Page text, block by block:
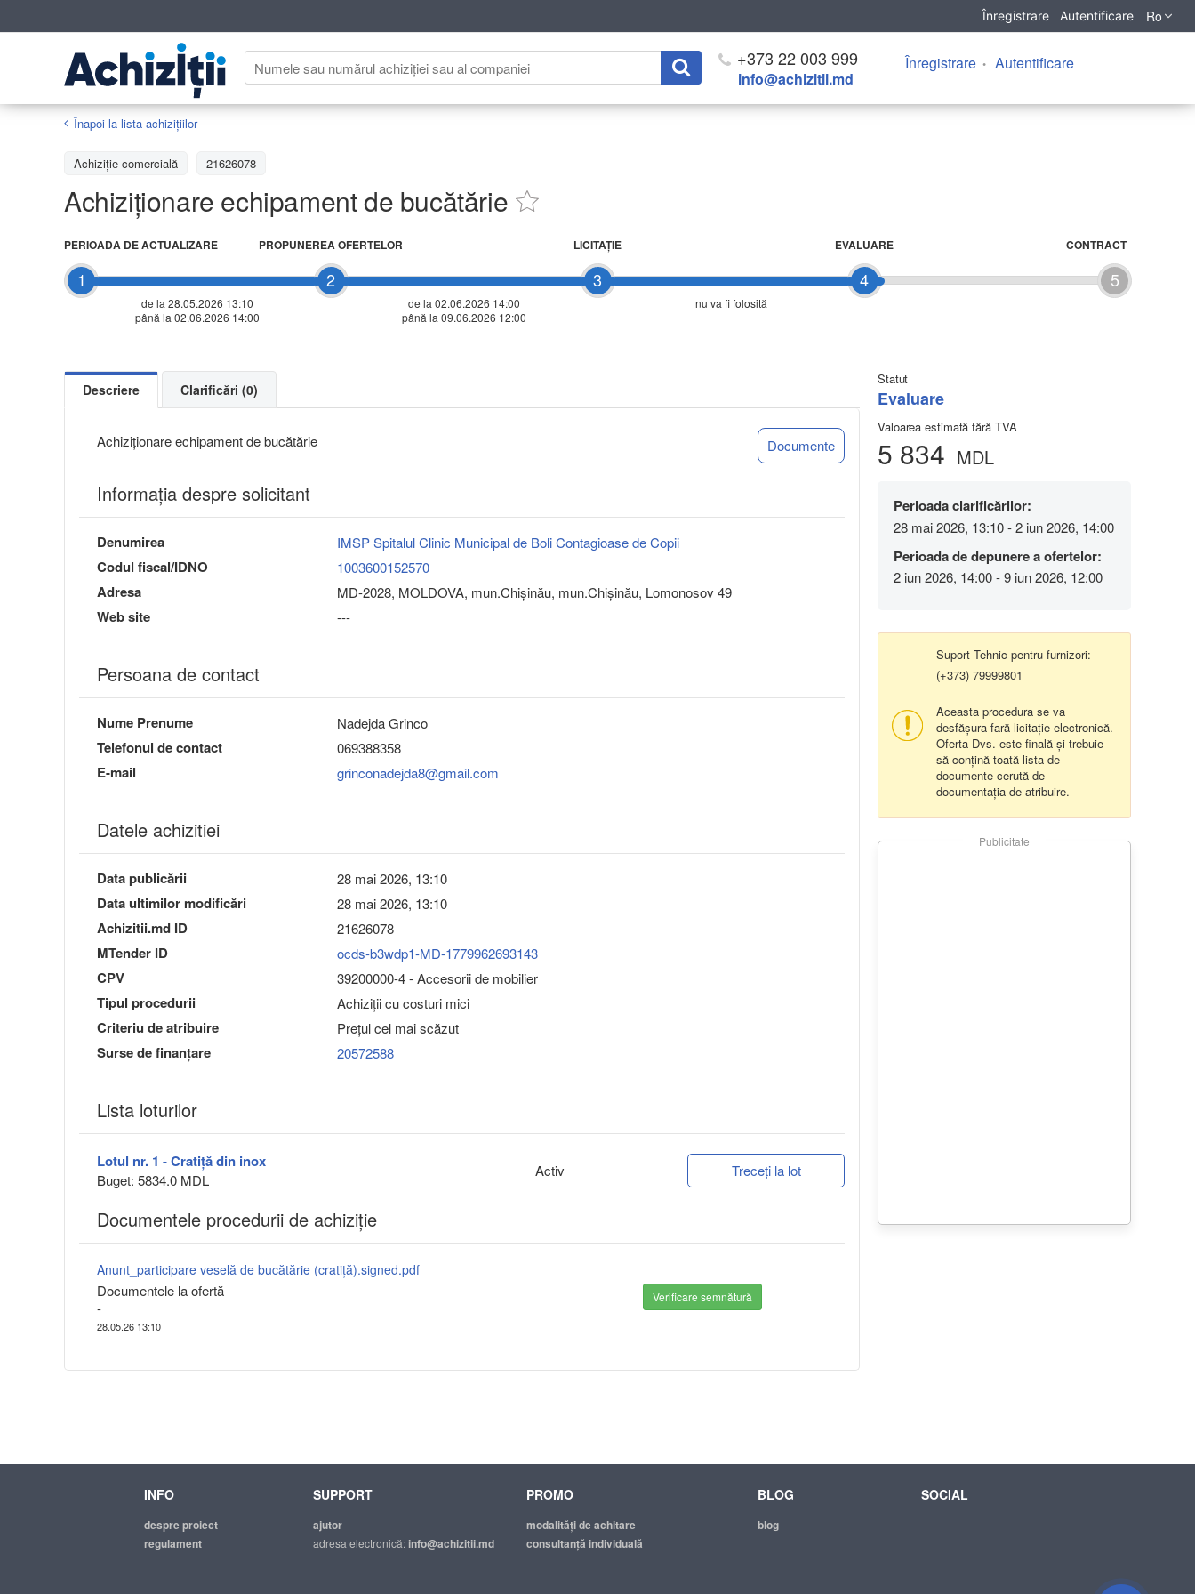
Înregistrare Autentificare Ro
+373 22 003 999
info@achizitii.md
Înregistrare Autentificare
Înapoi la lista achiziţiilor
Achizițiе comercială 21626078
Achiziționare echipament de bucătărie
1
PERIOADA DE ACTUALIZARE
de la 28.05.2026 13:10
până la 02.06.2026 14:00
2
PROPUNEREA OFERTELOR
de la 02.06.2026 14:00
până la 09.06.2026 12:00
3
LICITAŢIE
nu va fi folosită
4
EVALUARE
5
CONTRACT
Statut
Evaluare
Valoarea estimată fără TVA
5 834 MDL
Perioada clarificărilor:
28 mai 2026, 13:10 - 2 iun 2026, 14:00
Perioada de depunere a ofertelor:
2 iun 2026, 14:00 - 9 iun 2026, 12:00
Suport Tehnic pentru furnizori:
(+373) 79999801
Aceasta procedura se va
desfășura fară licitație electronică.
Oferta Dvs. este finală și trebuie
să conțină toată lista de
documente cerută de
documentația de atribuire.
Publicitate
Descriere Clarificări (0)
Achiziționare echipament de bucătărie Documente
Informaţia despre solicitant
Denumirea IMSP Spitalul Clinic Municipal de Boli Contagioase de Copii
Codul fiscal/IDNO 1003600152570
Adresa MD-2028, MOLDOVA, mun.Chişinău, mun.Chişinău, Lomonosov 49
Web site ---
Persoana de contact
Nume Prenume Nadejda Grinco
Telefonul de contact 069388358
E-mail grinconadejda8@gmail.com
Datele achizitiei
Data publicării 28 mai 2026, 13:10
Data ultimilor modificări 28 mai 2026, 13:10
Achizitii.md ID 21626078
MTender ID ocds-b3wdp1-MD-1779962693143
CPV 39200000-4 - Accesorii de mobilier
Tipul procedurii Achiziții cu costuri mici
Criteriu de atribuire Preţul cel mai scăzut
Surse de finanțare 20572588
Lista loturilor
Lotul nr. 1 - Cratiță din inox
Buget: 5834.0 MDL
Activ Treceți la lot
Documentele procedurii de achiziție
Anunt_participare veselă de bucătărie (cratiță).signed.pdf
Documentele la ofertă
-
28.05.26 13:10
Verificare semnătură
INFO
despre proiect
regulament
SUPPORT
ajutor
adresa electronică:info@achizitii.md
PROMO
modalităţi de achitare
consultanță individuală
BLOG
blog
SOCIAL